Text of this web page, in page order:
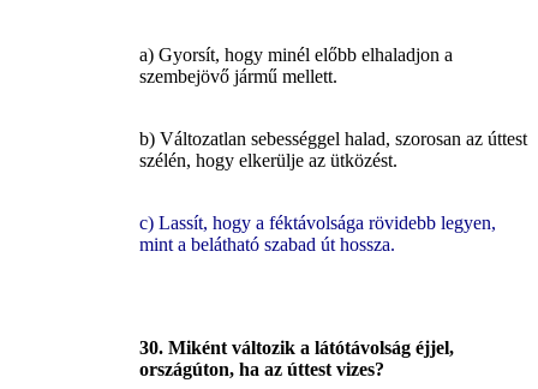
a) Gyorsít, hogy minél előbb elhaladjon a
szembejövő jármű mellett.
b) Változatlan sebességgel halad, szorosan az úttest
szélén, hogy elkerülje az ütközést.
c) Lassít, hogy a féktávolsága rövidebb legyen,
mint a belátható szabad út hossza.
30. Miként változik a látótávolság éjjel,
országúton, ha az úttest vizes?